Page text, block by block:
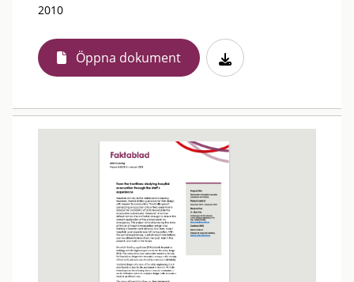
2010
Öppna dokument